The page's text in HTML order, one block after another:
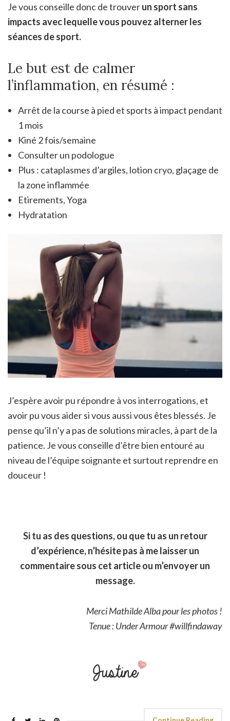
Je vous conseille donc de trouverun sport sans
impacts avec lequelle vous pouvez alterner les
séances de sport.
Le but est de calmer
l’inflammation, en résumé :
Arrêt de la course à pied et sports à impact pendant
1 mois
Kiné 2 fois/semaine
Consulter un podologue
Plus : cataplasmes d’argiles, lotion cryo, glaçage de
la zone inflammée
Etirements, Yoga
Hydratation
J’espère avoir pu répondre à vos interrogations, et
avoir pu vous aider si vous aussi vous êtes blessés. Je
pense qu’il n’y a pas de solutions miracles, à part de la
patience. Je vous conseille d’être bien entouré au
niveau de l’équipe soignante et surtout reprendre en
douceur !
Si tu as des questions, ou que tu as un retour
d’expérience, n’hésite pas à me laisser un
commentaire sous cet article ou m’envoyer un
message.
Merci Mathilde Alba pour les photos !
Tenue : Under Armour #willfindaway